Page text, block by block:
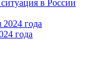
в России
года